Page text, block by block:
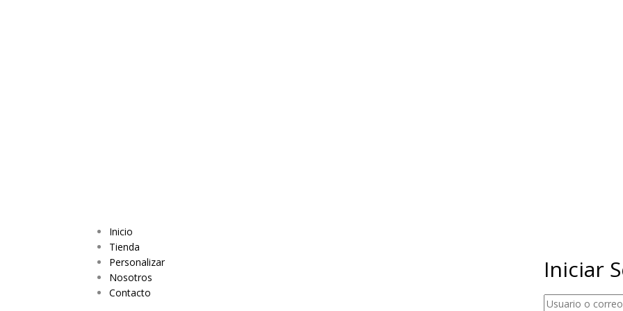
Inicio
Tienda
Personalizar
Nosotros
Contacto
Iniciar